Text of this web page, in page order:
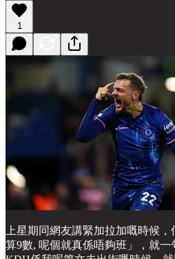
1
上星期同網友講緊加拉加嘅時候
算9數, 呢個就真係唔夠班」，就一